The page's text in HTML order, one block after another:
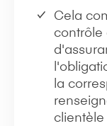
Cela
contrôle
la
clientèle